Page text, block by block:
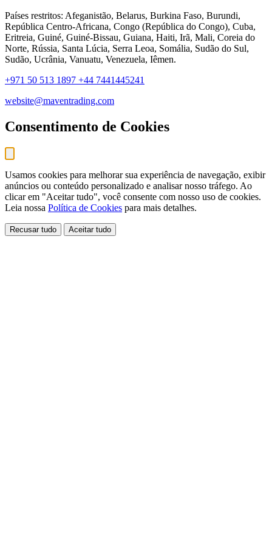
Países restritos: Afeganistão, Belarus, Burkina Faso, Burundi,
República Centro-Africana, Congo (República do Congo), Cuba,
Eritreia, Guiné, Guiné-Bissau, Guiana, Haiti, Irã, Mali, Coreia do
Norte, Rússia, Santa Lúcia, Serra Leoa, Somália, Sudão do Sul,
Sudão, Ucrânia, Vanuatu, Venezuela, Iêmen.
+971 50 513 1897 +44 7441445241
website@maventrading.com
Consentimento de Cookies
Usamos cookies para melhorar sua experiência de navegação, exibir
anúncios ou conteúdo personalizado e analisar nosso tráfego. Ao
clicar em "Aceitar tudo", você consente com nosso uso de cookies.
Leia nossa Política de Cookies para mais detalhes.
Recusar tudo Aceitar tudo